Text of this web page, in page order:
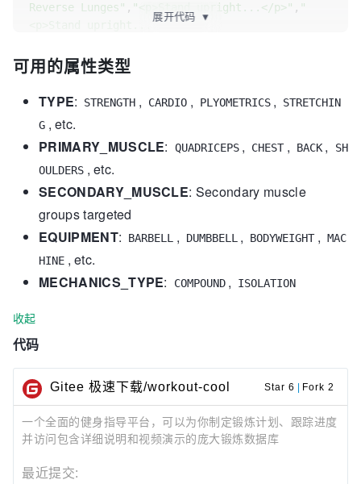
Reverse Lunges" , "<p>Stand upright...</p>" , "
fr,slug-en,PRIMARY_MUSCLE,QUADRICEPS
展开代码 ▼
可用的属性类型
TYPE: STRENGTH , CARDIO , PLYOMETRICS ,
STRETCHIN
G , etc.
PRIMARY_MUSCLE: QUADRICEPS , CHEST , BACK ,
SH
OULDERS , etc.
SECONDARY_MUSCLE: Secondary muscle
groups targeted
EQUIPMENT: BARBELL , DUMBBELL , BODYWEIGHT , MAC
HINE , etc.
MECHANICS_TYPE: COMPOUND , ISOLATION
收起
代码
Gitee 极速下载/workout-cool Star 6 Fork 2
一个全面的健身指导平台，可以为你制定锻炼计划、跟踪进度
并访问包含详细说明和视频演示的庞大锻炼数据库
最近提交: